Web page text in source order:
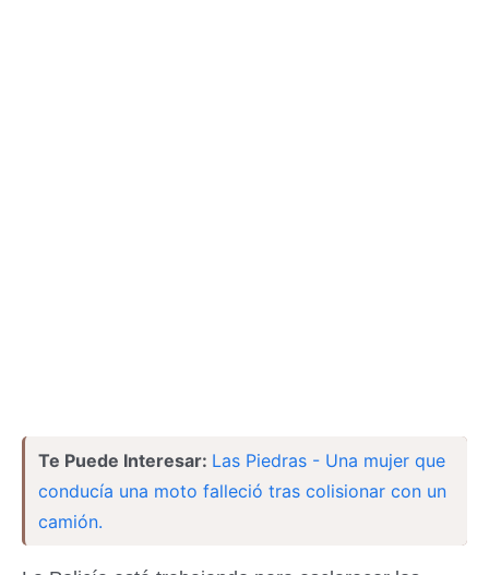
Te Puede Interesar: Las Piedras - Una mujer que
conducía una moto falleció tras colisionar con un
camión.